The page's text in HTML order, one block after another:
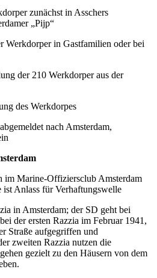
zunächst in Asschers
„Pijp“
Werkdorper in Gastfamilien oder bei
der 210 Werkdorper aus der
des Werkdorpes
nach Amsterdam,
im Marine-Offiziersclub Amsterdam
Anlass für Verhaftungswelle
in Amsterdam; der SD geht bei
der ersten Razzia im Februar 1941,
Straße aufgegriffen und
zweiten Razzia nutzen die
gezielt zu den Häusern von dem